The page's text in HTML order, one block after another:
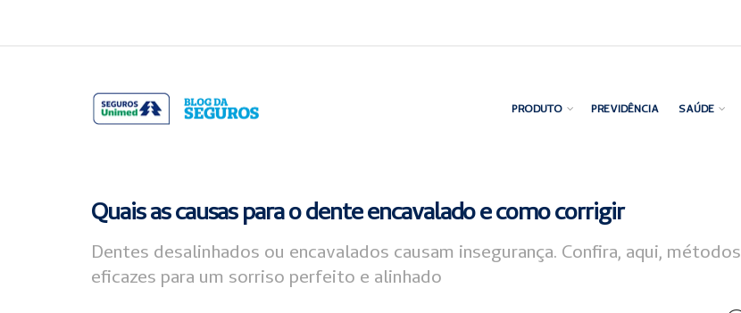
PRODUTO PREVIDÊNCIA SAÚDE
Quais as causas para o dente encavalado e como corrigir
Dentes desalinhados ou encavalados causam insegurança. Confira, aqui, métodos
eficazes para um sorriso perfeito e alinhado